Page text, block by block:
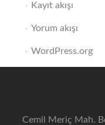
Kayıt akışı
Yorum akışı
WordPress.org
Cemil Meriç Mah.